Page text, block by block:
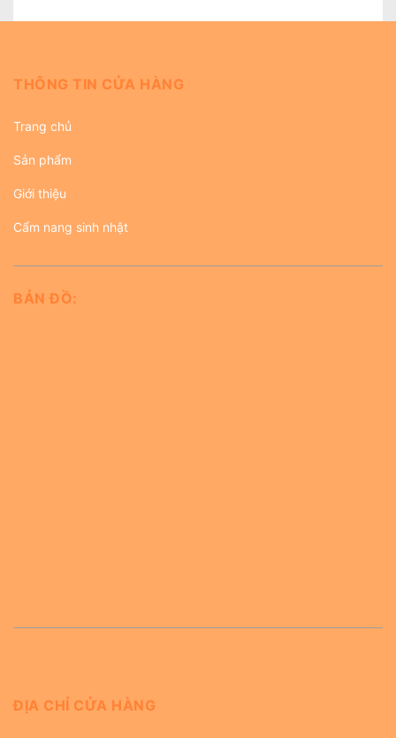
THÔNG TIN CỬA HÀNG
Trang chủ
Sản phẩm
Giới thiệu
Cẩm nang sinh nhật
BẢN ĐỒ:
ĐỊA CHỈ CỬA HÀNG